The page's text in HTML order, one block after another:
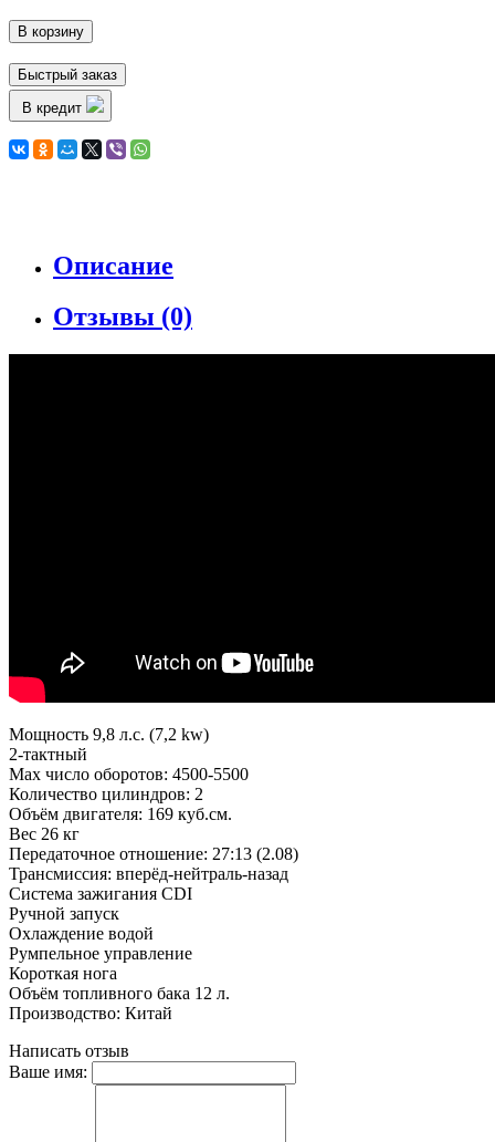
В корзину
Быстрый заказ
В кредит
Описание
Отзывы (0)
Мощность 9,8 л.с. (7,2 kw)
2-тактный
Мах число оборотов: 4500-5500
Количество цилиндров: 2
Объём двигателя: 169 куб.см.
Вес 26 кг
Передаточное отношение: 27:13 (2.08)
Трансмиссия: вперёд-нейтраль-назад
Система зажигания CDI
Ручной запуск
Охлаждение водой
Румпельное управление
Короткая нога
Объём топливного бака 12 л.
Производство: Китай
Написать отзыв
Ваше имя: